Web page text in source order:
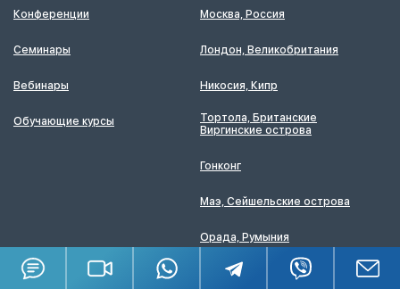
Конференции
Семинары
Вебинары
Обучающие курсы
Москва, Россия
Лондон, Великобритания
Никосия, Кипр
Тортола, Британские
Виргинские острова
Гонконг
Маэ, Сейшельские острова
Орада, Румыния
Будапешт, Венгрия